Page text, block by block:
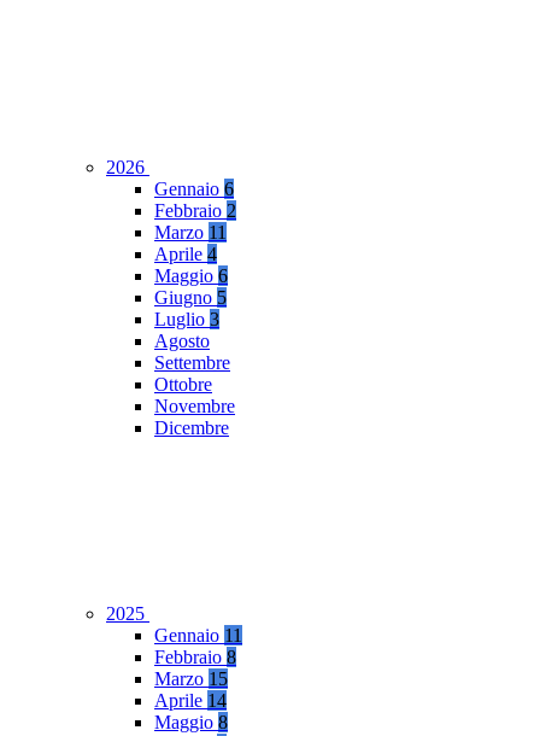
2026
Gennaio 6
Febbraio 2
Marzo 11
Aprile 4
Maggio 6
Giugno 5
Luglio 3
Agosto
Settembre
Ottobre
Novembre
Dicembre
2025
Gennaio 11
Febbraio 8
Marzo 15
Aprile 14
Maggio 8